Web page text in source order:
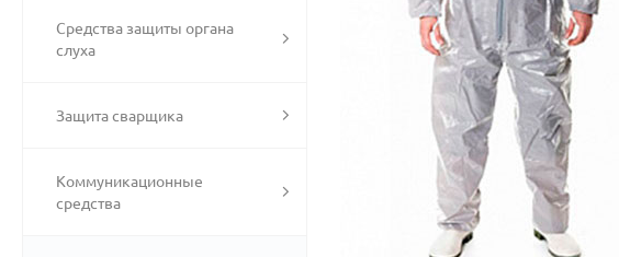
Средства защиты органа
слуха
Защита сварщика
Коммуникационные
средства